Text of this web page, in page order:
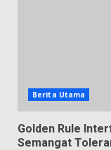
Berita Utama
Golden Rule
Semangat